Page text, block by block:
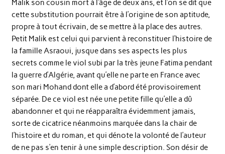
Malik son cousin mort à l’âge de deux ans, et l’on se dit que
cette substitution pourrait être à l’origine de son aptitude,
propre à tout écrivain, de se mettre à la place des autres.
Petit Malik est celui qui parvient à reconstituer l’histoire de
la famille Asraoui, jusque dans ses aspects les plus
secrets comme le viol subi par la très jeune Fatima pendant
la guerre d’Algérie, avant qu’elle ne parte en France avec
son mari Mohand dont elle a d’abord été provisoirement
séparée. De ce viol est née une petite fille qu’elle a dû
abandonner et qui ne réapparaîtra évidemment jamais,
sorte de cicatrice néanmoins marquée dans la chair de
l’histoire et du roman, et qui dénote la volonté de l’auteur
de ne pas s’en tenir à une simple description. Son désir de